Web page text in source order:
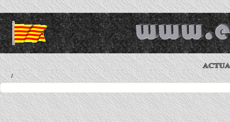
Agenda - Notícies 2013 AULES, Carpeta ppal. Diversos El Poble
/